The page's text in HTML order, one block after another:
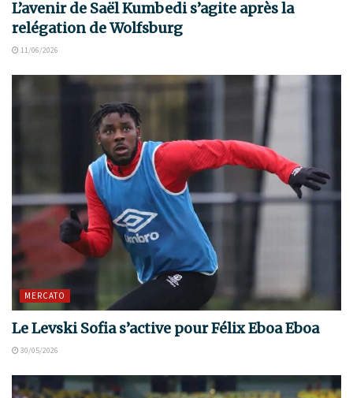
L’avenir de Saël Kumbedi s’agite après la
relégation de Wolfsburg
11/06/2026
MERCATO
Le Levski Sofia s’active pour Félix Eboa Eboa
30/05/2026